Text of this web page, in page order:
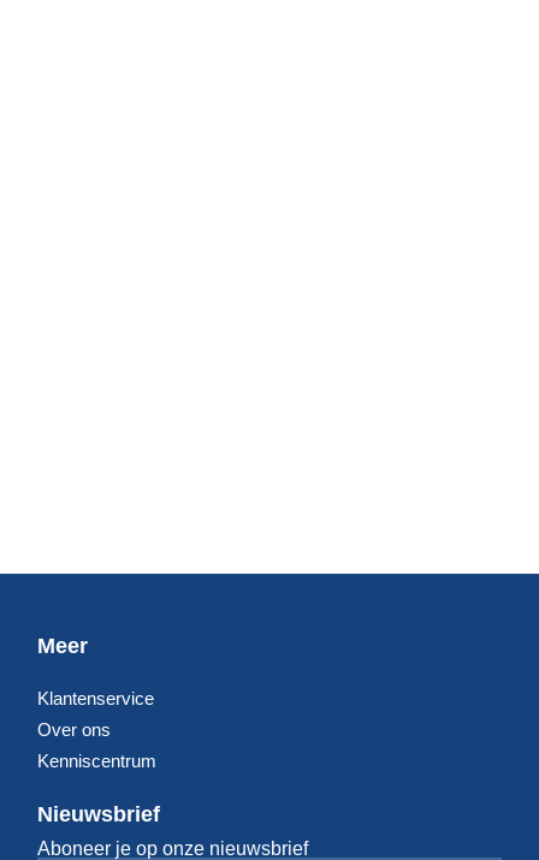
Meer
Klantenservice
Over ons
Kenniscentrum
Nieuwsbrief
Aboneer je op onze nieuwsbrief